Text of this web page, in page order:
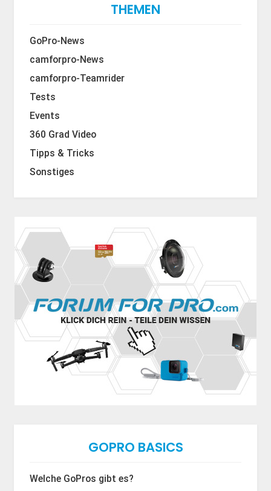
THEMEN
GoPro-News
camforpro-News
camforpro-Teamrider
Tests
Events
360 Grad Video
Tipps & Tricks
Sonstiges
GOPRO BASICS
Welche GoPros gibt es?